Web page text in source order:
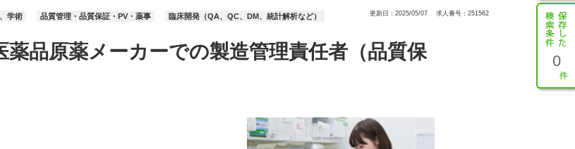
0
学術 品質管理・品質保証・PV・薬事 臨床開発（QA、QC、DM、統計解析など） 更新日：2025/05/07 求人番号：251562
薬品原薬メーカーでの製造管理責任者（品質保